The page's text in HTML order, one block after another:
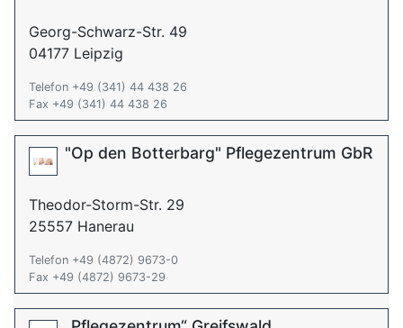
Georg-Schwarz-Str. 49
04177 Leipzig
Telefon +49 (341) 44 438 26
Fax +49 (341) 44 438 26
"Op den Botterbarg" Pflegezentrum GbR
Theodor-Storm-Str. 29
25557 Hanerau
Telefon +49 (4872) 9673-0
Fax +49 (4872) 9673-29